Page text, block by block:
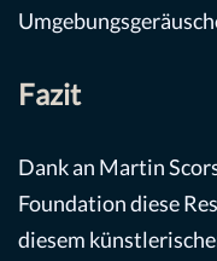
Fazit
Dank an Martin
Foundation diese
diesem